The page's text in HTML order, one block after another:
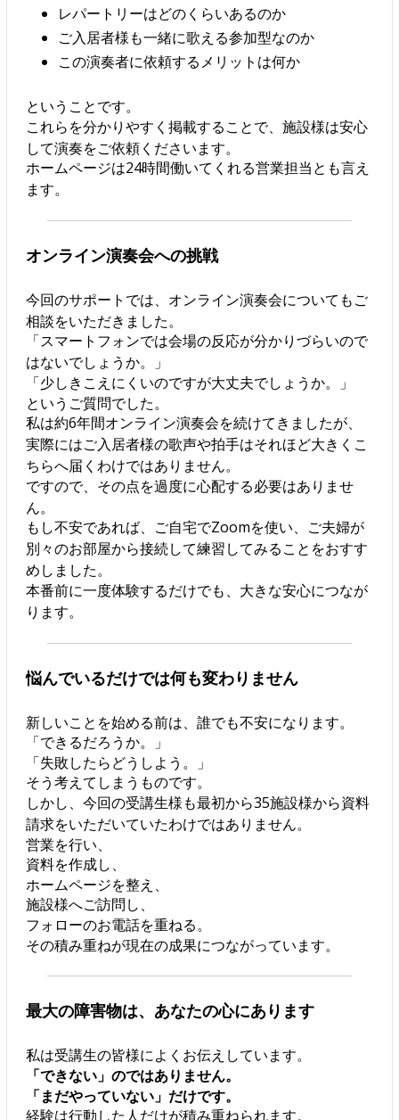
レパートリーはどのくらいあるのか
ご入居者様も一緒に歌える参加型なのか
この演奏者に依頼するメリットは何か
ということです。
これらを分かりやすく掲載することで、施設様は安心
して演奏をご依頼くださいます。
ホームページは24時間働いてくれる営業担当とも言え
ます。
オンライン演奏会への挑戦
今回のサポートでは、オンライン演奏会についてもご
相談をいただきました。
「スマートフォンでは会場の反応が分かりづらいので
はないでしょうか。」
「少しきこえにくいのですが大丈夫でしょうか。」
というご質問でした。
私は約6年間オンライン演奏会を続けてきましたが、
実際にはご入居者様の歌声や拍手はそれほど大きくこ
ちらへ届くわけではありません。
ですので、その点を過度に心配する必要はありませ
ん。
もし不安であれば、ご自宅でZoomを使い、ご夫婦が
別々のお部屋から接続して練習してみることをおすす
めしました。
本番前に一度体験するだけでも、大きな安心につなが
ります。
悩んでいるだけでは何も変わりません
新しいことを始める前は、誰でも不安になります。
「できるだろうか。」
「失敗したらどうしよう。」
そう考えてしまうものです。
しかし、今回の受講生様も最初から35施設様から資料
請求をいただいていたわけではありません。
営業を行い、
資料を作成し、
ホームページを整え、
施設様へご訪問し、
フォローのお電話を重ねる。
その積み重ねが現在の成果につながっています。
最大の障害物は、あなたの心にあります
私は受講生の皆様によくお伝えしています。
「できない」のではありません。
「まだやっていない」だけです。
経験は行動した人だけが積み重ねられます。